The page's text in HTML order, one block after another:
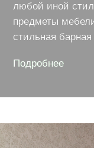
любой иной
предметы
стильная барная
Подробнее
и
кафе